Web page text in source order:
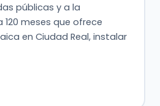
públicas y a la
meses que ofrece
en Ciudad Real, instalar